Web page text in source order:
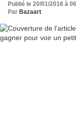
Publié le 20/01/2016 à
Par Bazaart